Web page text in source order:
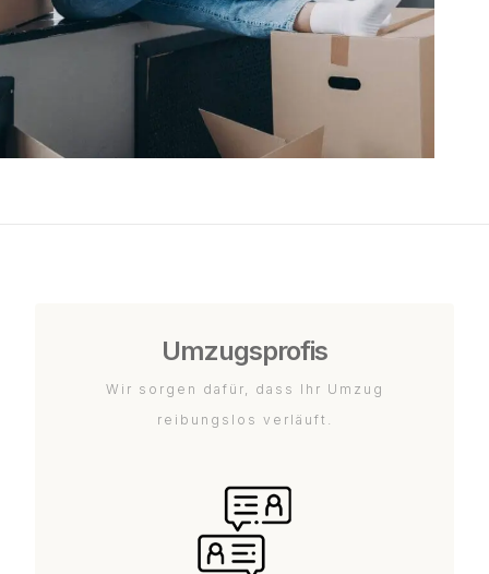
Umzugsprofis
Wir sorgen dafür, dass Ihr Umzug
reibungslos verläuft.